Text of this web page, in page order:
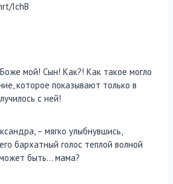
IchB
мой! Сын! Как?! Как такое могло
которое показывают только в
с ней!
– мягко улыбнувшись,
бархатный голос теплой волной
быть… мама?